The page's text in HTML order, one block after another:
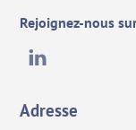
Rejoignez-nous
Adresse